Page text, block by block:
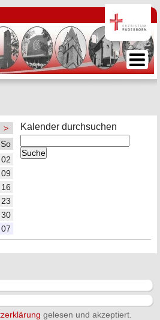
>
So
02
09
16
23
30
07
Kalender durchsuchen
gelesen und akzeptiert.